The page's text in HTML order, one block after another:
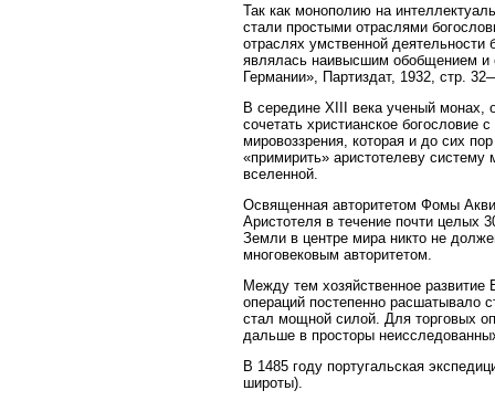
Так как монополию на
стали простыми отраслями
отраслях умственной
являлась наивысшим обобщением и
Германии», Партиздат, 1932, стр.
В середине XIII века ученый монах,
сочетать христианское богословие
мировоззрения, которая и до сих
«примирить» аристотелеву систему
вселенной.
Освященная авторитетом Фомы
Аристотеля в течение почти целых
Земли в центре мира никто не
многовековым авторитетом.
Между тем хозяйственное
операций постепенно расшатывало
стал мощной силой. Для торговых
дальше в просторы
В 1485 году португальская
широты).